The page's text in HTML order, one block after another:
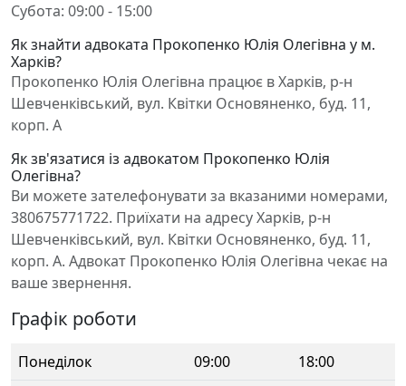
Субота: 09:00 - 15:00
Як знайти адвоката Прокопенко Юлія Олегівна у м.
Харків?
Прокопенко Юлія Олегівна працює в Харків, р-н
Шевченківський, вул. Квітки Основяненко, буд. 11,
корп. А
Як зв'язатися із адвокатом Прокопенко Юлія
Олегівна?
Ви можете зателефонувати за вказаними номерами,
380675771722. Приїхати на адресу Харків, р-н
Шевченківський, вул. Квітки Основяненко, буд. 11,
корп. А. Адвокат Прокопенко Юлія Олегівна чекає на
ваше звернення.
Графік роботи
Понеділок 09:00
18:00